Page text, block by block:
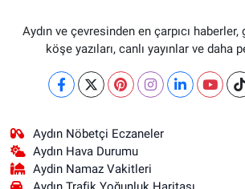
Aydın ve çevresinden en çarpıcı
köşe yazıları, canlı yayınlar ve daha
Aydın Nöbetçi Eczaneler
Aydın Hava Durumu
Aydin Namaz Vakitleri